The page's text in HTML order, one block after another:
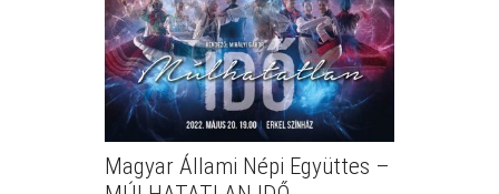
Magyar Állami Népi Együttes –